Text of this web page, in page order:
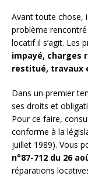
Avant toute chose,
problème
locatif il s’agit. Les
impayé, charges
restitué, travaux
Dans un premier
ses droits et
Pour ce faire,
conforme à la
juillet 1989). Vous
n°87-712 du 26
réparations